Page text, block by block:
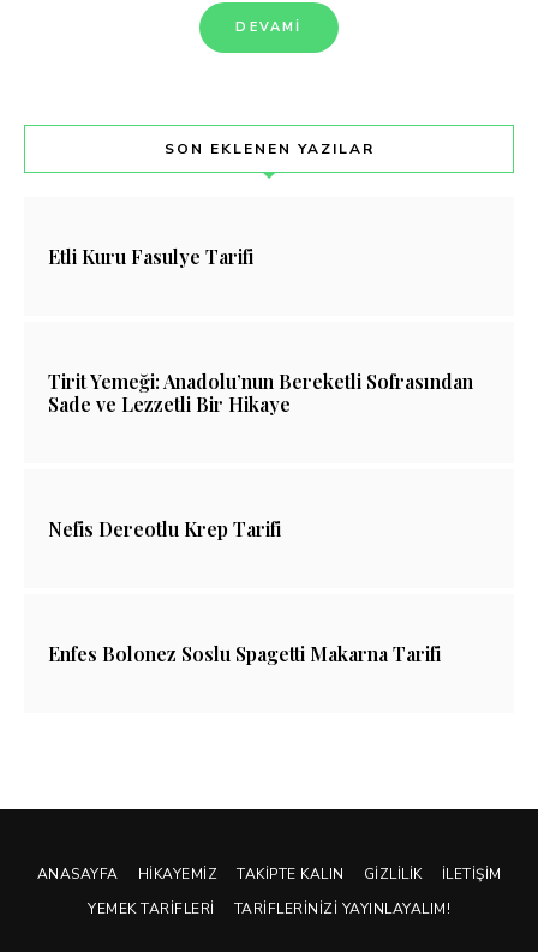
DEVAMI
SON EKLENEN YAZILAR
Etli Kuru Fasulye Tarifi
Tirit Yemeği: Anadolu’nun Bereketli Sofrasından
Sade ve Lezzetli Bir Hikaye
Nefis Dereotlu Krep Tarifi
Enfes Bolonez Soslu Spagetti Makarna Tarifi
ANASAYFA HIKAYEMIZ TAKIPTE KALIN GIZLILIK
İLETIŞIM
YEMEK TARIFLERI
TARIFLERINIZI YAYINLAYALIM!